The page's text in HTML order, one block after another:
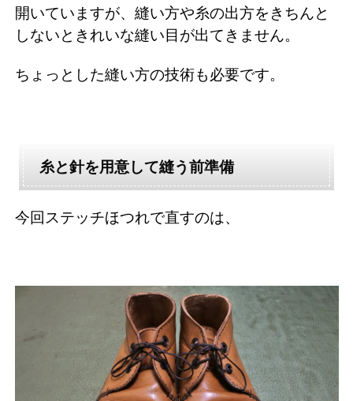
開いていますが、縫い方や糸の出方をきちんと
しないときれいな縫い目が出てきません。
ちょっとした縫い方の技術も必要です。
糸と針を用意して縫う前準備
今回ステッチほつれで直すのは、